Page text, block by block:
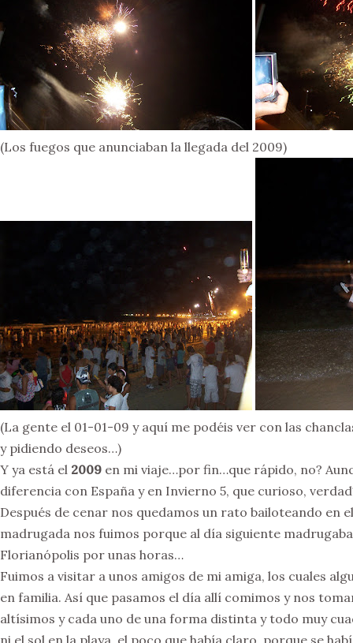
(Los fuegos que anunciaban la llegada del 2009)
(La gente el 01-01-09 y aquí me podéis ver con las
y pidiendo deseos…)
Y ya está el 2009 en mi viaje…por fin…que rápido, no?
diferencia con España y en Invierno 5, que curioso,
Después de cenar nos quedamos un rato bailoteando en
madrugada nos fuimos porque al día siguiente
Florianópolis por unas horas…
Fuimos a visitar a unos amigos de mi amiga, los cuales
en familia. Así que pasamos el día allí comimos y nos
altísimos y cada uno de una forma distinta y todo muy
ni el sol en la playa, el poco que había claro, porque se